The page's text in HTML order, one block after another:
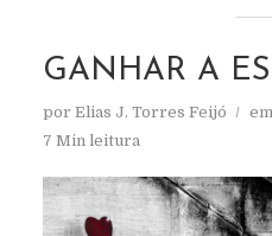
GANHAR A
por Elias J. Torres Feijó em
7 Min leitura